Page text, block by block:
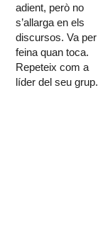
adient, però no
s’allarga en els
discursos. Va per
feina quan toca.
Repeteix com a
líder del seu grup.